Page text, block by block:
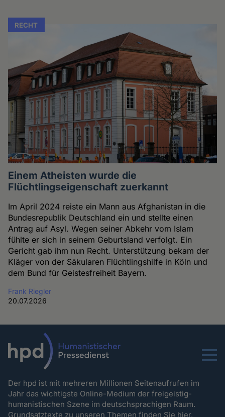
RECHT
Einem Atheisten wurde die
Flüchtlingseigenschaft zuerkannt
Im April 2024 reiste ein Mann aus Afghanistan in die
Bundesrepublik Deutschland ein und stellte einen
Antrag auf Asyl. Wegen seiner Abkehr vom Islam
fühlte er sich in seinem Geburtsland verfolgt. Ein
Gericht gab ihm nun Recht. Unterstützung bekam der
Kläger von der Säkularen Flüchtlingshilfe in Köln und
dem Bund für Geistesfreiheit Bayern.
Frank Riegler
20.07.2026
Menu
Der hpd ist mit mehreren Millionen Seitenaufrufen im
Jahr das wichtigste Online-Medium der freigeistig-
humanistischen Szene im deutschsprachigen Raum.
Grundsatztexte zu unseren Themenfinden Sie hier.